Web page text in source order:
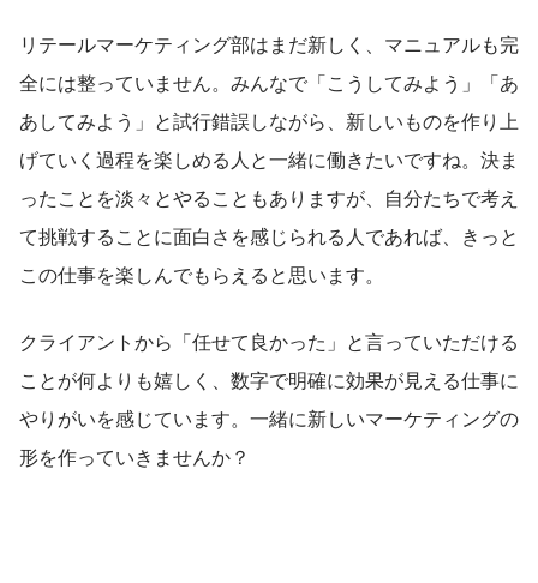
リテールマーケティング部はまだ新しく、マニュアルも完
全には整っていません。みんなで「こうしてみよう」「あ
あしてみよう」と試行錯誤しながら、新しいものを作り上
げていく過程を楽しめる人と一緒に働きたいですね。決ま
ったことを淡々とやることもありますが、自分たちで考え
て挑戦することに面白さを感じられる人であれば、きっと
この仕事を楽しんでもらえると思います。
クライアントから「任せて良かった」と言っていただける
ことが何よりも嬉しく、数字で明確に効果が見える仕事に
やりがいを感じています。一緒に新しいマーケティングの
形を作っていきませんか？